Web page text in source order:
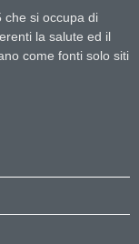
che si occupa di
la salute ed il
come fonti solo siti